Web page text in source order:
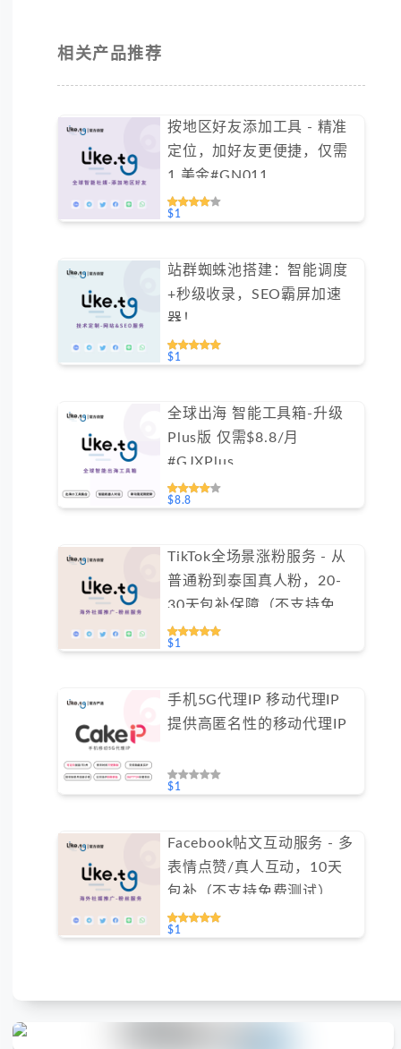
相关产品推荐
按地区好友添加工具 - 精准
定位，加好友更便捷，仅需
1 美金#GN011
$1
站群蜘蛛池搭建：智能调度
+秒级收录，SEO霸屏加速
器！
$1
全球出海 智能工具箱-升级
Plus版 仅需$8.8/月
#GJXPlus
$8.8
TikTok全场景涨粉服务 - 从
普通粉到泰国真人粉，20-
30天包补保障（不支持免费
测试）
$1
手机5G代理IP 移动代理IP
提供高匿名性的移动代理IP
$1
Facebook帖文互动服务 - 多
表情点赞/真人互动，10天
包补（不支持免费测试）
$1